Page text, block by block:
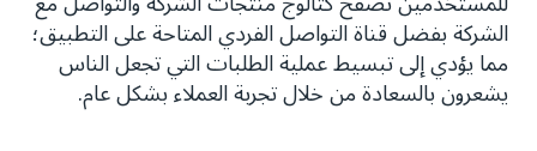
الشركة بفضل قناة التواصل الفردي المتاحة على التطبيق؛
مما يؤدي إلى تبسيط عملية الطلبات التي تجعل الناس
يشعرون بالسعادة من خلال تجربة العملاء بشكل عام.